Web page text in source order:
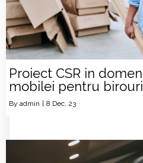
Proiect CSR in
mobilei pentru
By admin 8 Dec, 23